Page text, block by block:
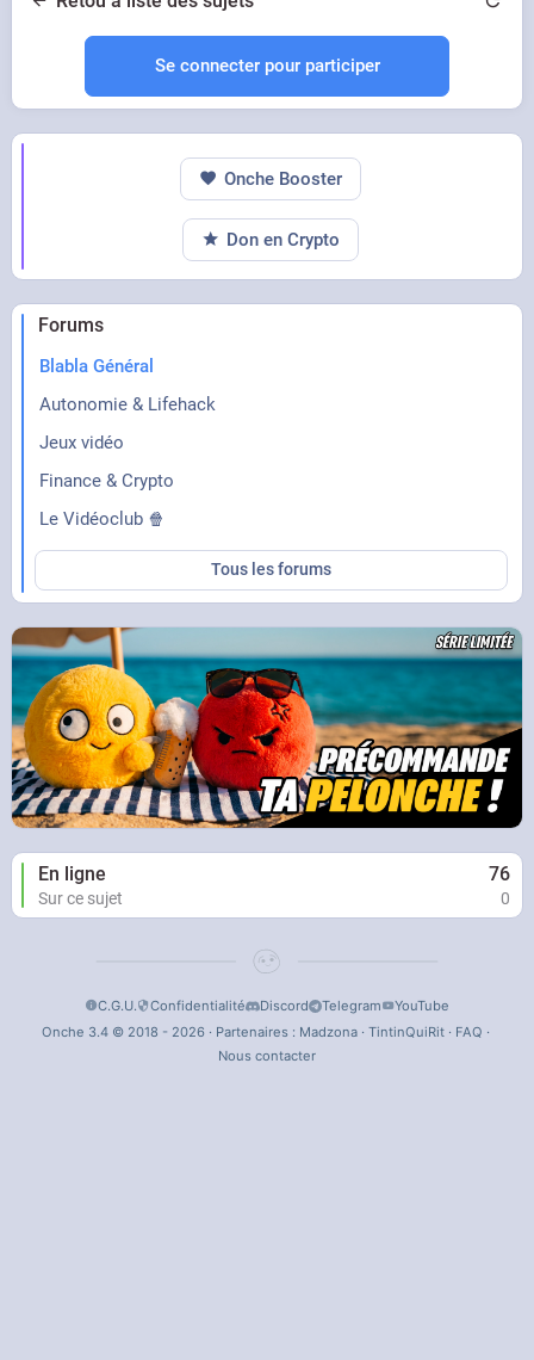
Se connecter pour participer
Forums
Blabla Général
Autonomie & Lifehack
Jeux vidéo
Finance & Crypto
Le Vidéoclub 🍿
Tous les forums
En ligne 76
Sur ce sujet 0
Onche Booster
Don en Crypto
C.G.U. Confidentialité Discord Telegram
YouTube
Onche 3.4 © 2018 - 2026 · Partenaires : Madzona· TintinQuiRit· FAQ ·
Nous contacter